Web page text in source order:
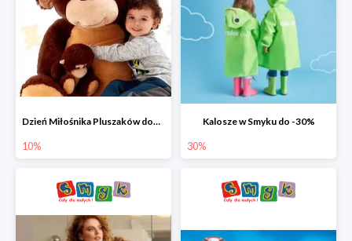
Dzień Miłośnika Pluszaków dodatkowy rabat -10%
10%
Kalosze w Smyku do -30%
30%